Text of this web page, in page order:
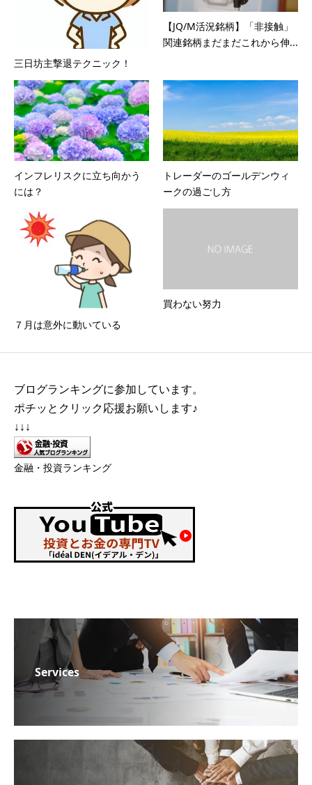
三日坊主撃退テクニック！
【JQ/M活況銘柄】「非接触」
関連銘柄まだまだこれから伸...
インフレリスクに立ち向かう
には？
トレーダーのゴールデンウィ
ークの過ごし方
７月は意外に動いている
買わない努力
ブログランキングに参加しています。
ポチッとクリック応援お願いします♪
↓↓↓
金融・投資ランキング
Services